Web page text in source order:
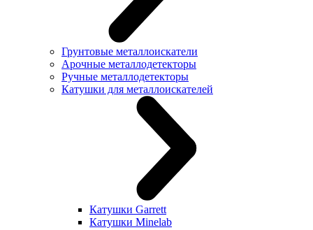
Грунтовые металлоискатели
Арочные металлодетекторы
Ручные металлодетекторы
Катушки для металлоискателей
Катушки Garrett
Катушки Minelab